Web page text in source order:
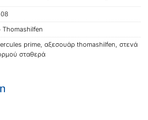
prime, αξεσουάρ thοmashilfen, στενά
σταθερά